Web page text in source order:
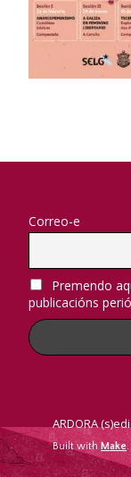
Correo-e
Premendo
publicacións
ARDORA
Built withMake